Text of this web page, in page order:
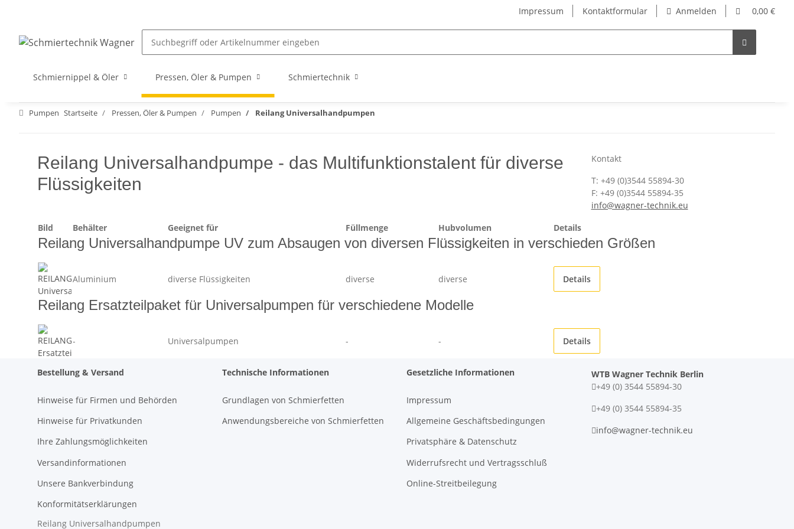
Impressum Kontaktformular Anmelden 0,00 €
Schmiernippel & Öler Pressen, Öler & Pumpen Schmiertechnik
Pumpen Startseite Pressen, Öler & Pumpen Pumpen Reilang Universalhandpumpen
Reilang Universalhandpumpe - das Multifunktionstalent für diverse
Flüssigkeiten
Kontakt
T: +49 (0)3544 55894-30
F: +49 (0)3544 55894-35
info@wagner-technik.eu
Bild
Behälter Geeignet für Füllmenge Hubvolumen Details
Reilang Universalhandpumpe UV zum Absaugen von diversen Flüssigkeiten in verschieden Größen
Aluminium diverse Flüssigkeiten diverse diverse Details
Reilang Ersatzteilpaket für Universalpumpen für verschiedene Modelle
- Universalpumpen - - Details
Bestellung & Versand
Hinweise für Firmen und Behörden
Hinweise für Privatkunden
Ihre Zahlungsmöglichkeiten
Versandinformationen
Unsere Bankverbindung
Konformitätserklärungen
Technische Informationen
Grundlagen von Schmierfetten
Anwendungsbereiche von Schmierfetten
Gesetzliche Informationen
Impressum
Allgemeine Geschäftsbedingungen
Privatsphäre & Datenschutz
Widerrufsrecht und Vertragsschluß
Online-Streitbeilegung
WTB Wagner Technik Berlin
+49 (0) 3544 55894-30
+49 (0) 3544 55894-35
info@wagner-technik.eu
Reilang Universalhandpumpen